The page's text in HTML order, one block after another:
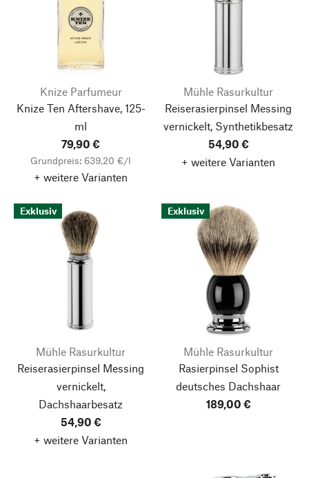
Knize Parfumeur
Knize Ten Aftershave, 125-
ml
79,90 €
Grundpreis: 639,20 €/l
+ weitere Varianten
Mühle Rasurkultur
Reiserasierpinsel Messing
vernickelt, Synthetikbesatz
54,90 €
+ weitere Varianten
Exklusiv
Mühle Rasurkultur
Reiserasierpinsel Messing
vernickelt,
Dachshaarbesatz
54,90 €
+ weitere Varianten
Exklusiv
Mühle Rasurkultur
Rasierpinsel Sophist
deutsches Dachshaar
189,00 €